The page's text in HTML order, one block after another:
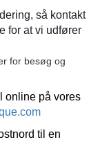
så kontakt
for at vi udfører
for besøg og
online på vores
til en